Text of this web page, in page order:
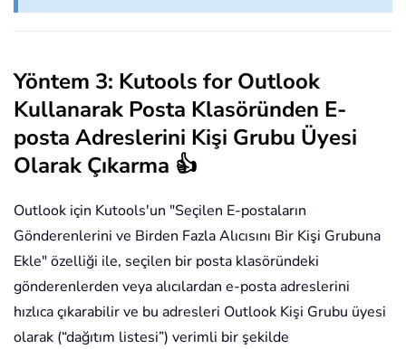
Yöntem 3: Kutools for Outlook
Kullanarak Posta Klasöründen E-
posta Adreslerini Kişi Grubu Üyesi
Olarak Çıkarma 👍
Outlook için Kutools'un "Seçilen E-postaların
Gönderenlerini ve Birden Fazla Alıcısını Bir Kişi Grubuna
Ekle" özelliği ile, seçilen bir posta klasöründeki
gönderenlerden veya alıcılardan e-posta adreslerini
hızlıca çıkarabilir ve bu adresleri Outlook Kişi Grubu üyesi
olarak (“dağıtım listesi”) verimli bir şekilde